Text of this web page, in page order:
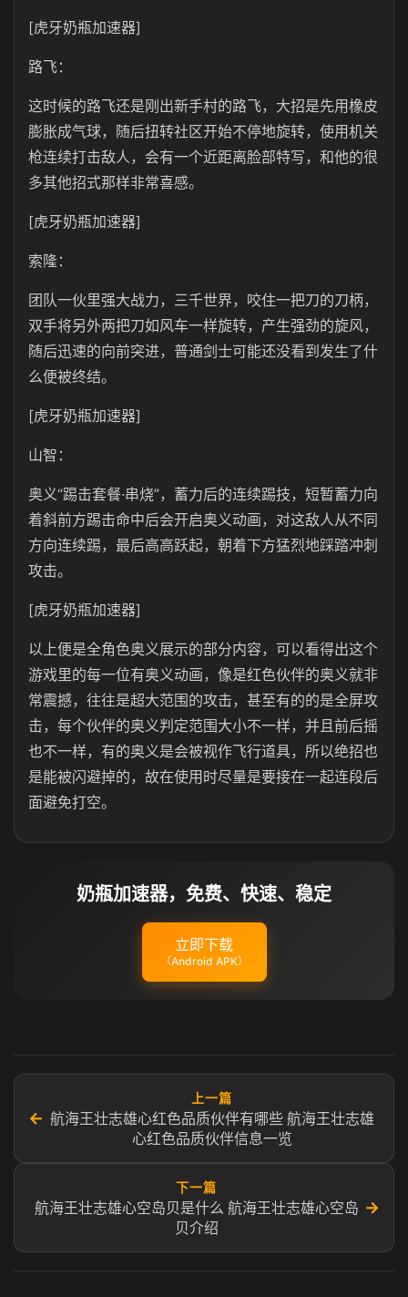
[虎牙奶瓶加速器]
路飞：
这时候的路飞还是刚出新手村的路飞，大招是先用橡皮
膨胀成气球，随后扭转社区开始不停地旋转，使用机关
枪连续打击敌人，会有一个近距离脸部特写，和他的很
多其他招式那样非常喜感。
[虎牙奶瓶加速器]
索隆：
团队一伙里强大战力，三千世界，咬住一把刀的刀柄，
双手将另外两把刀如风车一样旋转，产生强劲的旋风，
随后迅速的向前突进，普通剑士可能还没看到发生了什
么便被终结。
[虎牙奶瓶加速器]
山智：
奥义“踢击套餐·串烧”，蓄力后的连续踢技，短暂蓄力向
着斜前方踢击命中后会开启奥义动画，对这敌人从不同
方向连续踢，最后高高跃起，朝着下方猛烈地踩踏冲刺
攻击。
[虎牙奶瓶加速器]
以上便是全角色奥义展示的部分内容，可以看得出这个
游戏里的每一位有奥义动画，像是红色伙伴的奥义就非
常震撼，往往是超大范围的攻击，甚至有的的是全屏攻
击，每个伙伴的奥义判定范围大小不一样，并且前后摇
也不一样，有的奥义是会被视作飞行道具，所以绝招也
是能被闪避掉的，故在使用时尽量是要接在一起连段后
面避免打空。
奶瓶加速器，免费、快速、稳定
立即下载
（Android APK）
←
上一篇
航海王壮志雄心红色品质伙伴有哪些 航海王壮志雄
心红色品质伙伴信息一览
下一篇
航海王壮志雄心空岛贝是什么 航海王壮志雄心空岛
贝介绍
→